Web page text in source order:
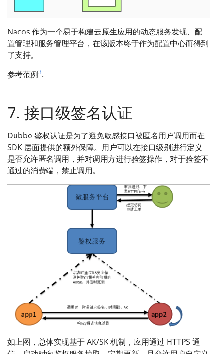
Nacos 作为一个易于构建云原生应用的动态服务发现、配
置管理和服务管理平台，在该版本终于作为配置中心而得到
了支持。
参考范例3.
7. 接口级签名认证
Dubbo 鉴权认证是为了避免敏感接口被匿名用户调用而在
SDK 层面提供的额外保障。用户可以在接口级别进行定义
是否允许匿名调用，并对调用方进行验签操作，对于验签不
通过的消费端，禁止调用。
如上图，总体实现基于 AK/SK 机制，应用通过 HTTPS 通